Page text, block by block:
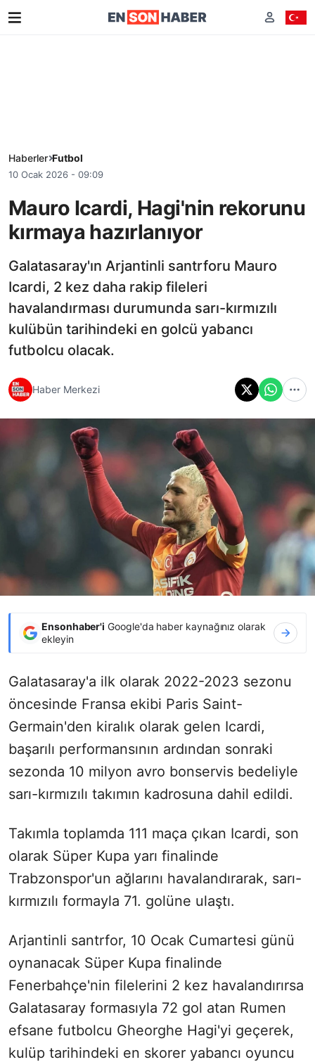
Haberler Futbol
10 Ocak 2026 - 09:09
Mauro Icardi, Hagi'nin rekorunu
kırmaya hazırlanıyor
Galatasaray'ın Arjantinli santrforu Mauro
Icardi, 2 kez daha rakip fileleri
havalandırması durumunda sarı-kırmızılı
kulübün tarihindeki en golcü yabancı
futbolcu olacak.
Haber Merkezi
Ensonhaber'i Google'da haber kaynağınız olarak
ekleyin
Galatasaray'a ilk olarak 2022-2023 sezonu
öncesinde Fransa ekibi Paris Saint-
Germain'den kiralık olarak gelen Icardi,
başarılı performansının ardından sonraki
sezonda 10 milyon avro bonservis bedeliyle
sarı-kırmızılı takımın kadrosuna dahil edildi.
Takımla toplamda 111 maça çıkan Icardi, son
olarak Süper Kupa yarı finalinde
Trabzonspor'un ağlarını havalandırarak, sarı-
kırmızılı formayla 71. golüne ulaştı.
Arjantinli santrfor, 10 Ocak Cumartesi günü
oynanacak Süper Kupa finalinde
Fenerbahçe'nin filelerini 2 kez havalandırırsa
Galatasaray formasıyla 72 gol atan Rumen
efsane futbolcu Gheorghe Hagi'yi geçerek,
kulüp tarihindeki en skorer yabancı oyuncu